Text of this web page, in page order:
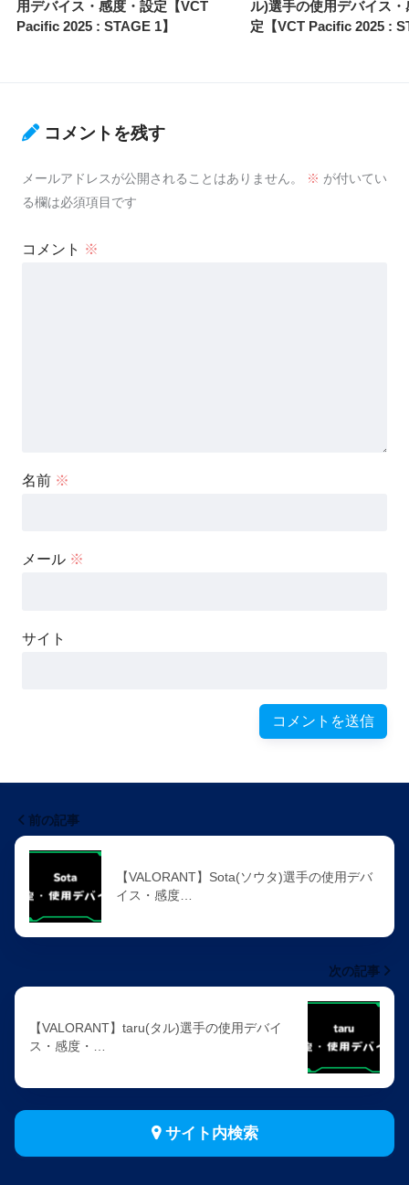
用デバイス・感度・設定【VCT
Pacific 2025 : STAGE 1】
ル)選手の使用デバイス
定【VCT Pacific 2025 :
コメントを残す
メールアドレスが公開されることはありません。 ※ が付いてい
る欄は必須項目です
コメント ※
名前 ※
メール ※
サイト
前の記事
【VALORANT】Sota(ソウタ)選手の使用デバ
イス・感度…
次の記事
【VALORANT】taru(タル)選手の使用デバイ
ス・感度・…
サイト内検索